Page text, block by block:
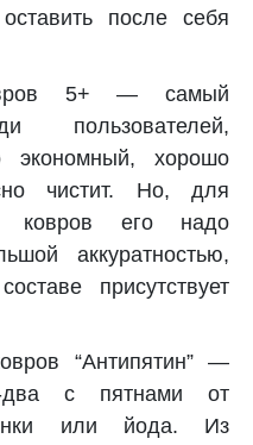
после себя
5+ — самый
пользователей,
экономный, хорошо
чистит. Но, для
ковров его надо
аккуратностью,
присутствует
“Антипятин” —
два с пятнами от
или йода. Из